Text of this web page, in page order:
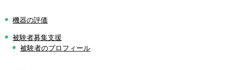
機器の評価
被験者募集支援
被験者のプロフィール